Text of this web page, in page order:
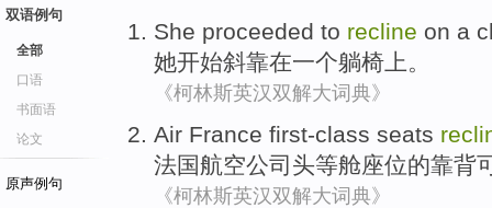
双语例句
全部
口语
书面语
论文
原声例句
She proceeded to recline on a
她开始斜靠在一个躺椅 上。
《柯林斯英汉双解大词典》
Air France first-class seats
法国航空公司头等舱座位的靠背
《柯林斯英汉双解大词典》